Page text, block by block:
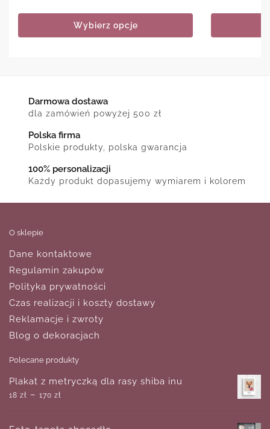
Wybierz opcje
Darmowa dostawa
dla zamówień powyżej 500 zł
Polska firma
Polskie produkty, polska gwarancja
100% personalizacji
Każdy produkt dopasujemy wymiarem i kolorem
O sklepie
Dane kontaktowe
Regulamin zakupów
Polityka prywatności
Czas realizacji i koszty dostawy
Reklamacje i zwroty
Blog o dekoracjach
Polecane produkty
Plakat z metryczką dla rasy shiba inu
18 zł – 170 zł